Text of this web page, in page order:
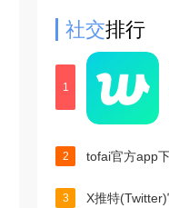
社交排行
1
2
3